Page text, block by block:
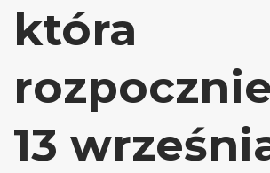
która
13